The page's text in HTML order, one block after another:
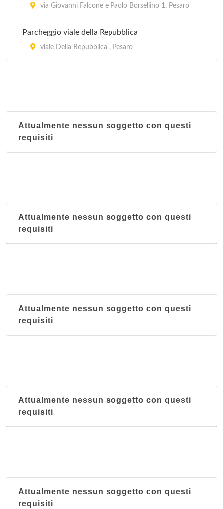
via Giovanni Falcone e Paolo Borsellino 1, Pesaro
Parcheggio viale della Repubblica
viale Della Repubblica , Pesaro
Attualmente nessun soggetto con questi
requisiti
Attualmente nessun soggetto con questi
requisiti
Attualmente nessun soggetto con questi
requisiti
Attualmente nessun soggetto con questi
requisiti
Attualmente nessun soggetto con questi
requisiti